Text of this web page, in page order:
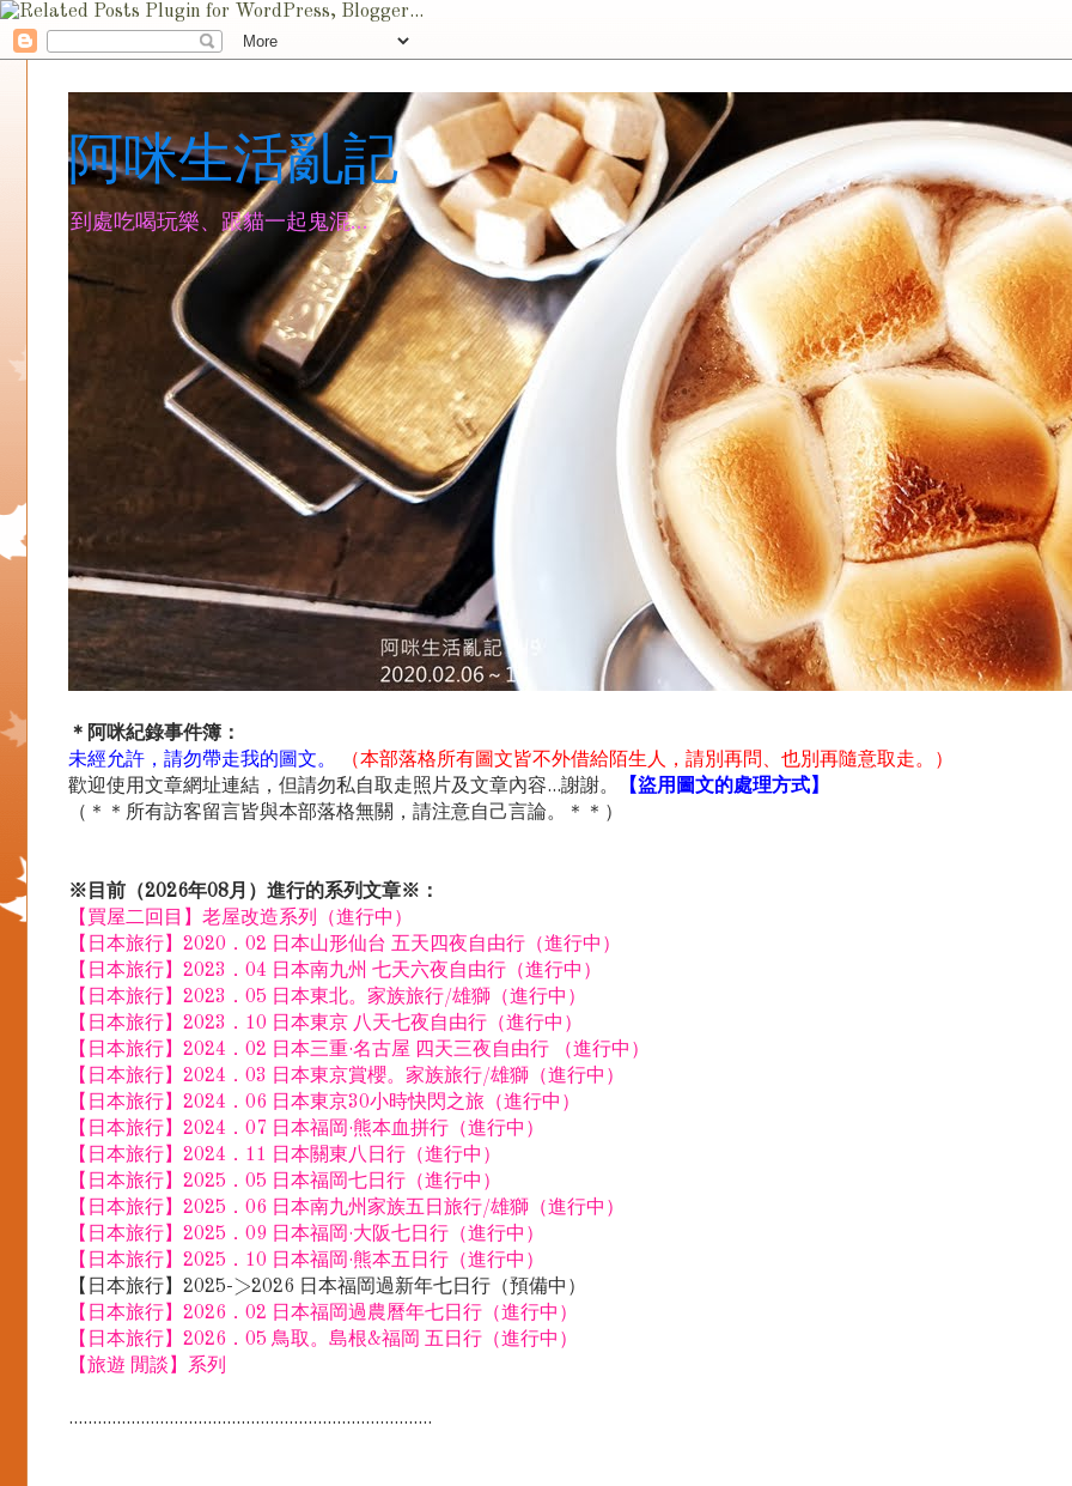
阿咪生活亂記
到處吃喝玩樂、跟貓一起鬼混...
＊阿咪紀錄事件簿：
未經允許，請勿帶走我的圖文。
（本部落格所有圖文皆不外借給陌生人，請別再問、也別再隨意取走。）
歡迎使用文章網址連結，但請勿私自取走照片及文章內容...謝謝。
【盜用圖文的處理方式】
（＊＊所有訪客留言皆與本部落格無關，請注意自己言論。＊＊）
※目前（2026年08月）進行的系列文章※：
【買屋二回目】老屋改造系列（進行中）
【日本旅行】2020．02 日本山形仙台 五天四夜自由行（進行中）
【日本旅行】2023．04 日本南九州 七天六夜自由行（進行中）
【日本旅行】2023．05 日本東北。家族旅行/雄獅（進行中）
【日本旅行】2023．10 日本東京 八天七夜自由行（進行中）
【日本旅行】2024．02 日本三重·名古屋 四天三夜自由行 （進行中）
【日本旅行】2024．03 日本東京賞櫻。家族旅行/雄獅（進行中）
【日本旅行】2024．06 日本東京30小時快閃之旅（進行中）
【日本旅行】2024．07 日本福岡·熊本血拼行（進行中）
【日本旅行】2024．11 日本關東八日行（進行中）
【日本旅行】2025．05 日本福岡七日行（進行中）
【日本旅行】2025．06 日本南九州家族五日旅行/雄獅（進行中）
【日本旅行】2025．09 日本福岡·大阪七日行（進行中）
【日本旅行】2025．10 日本福岡·熊本五日行（進行中）
【日本旅行】2025->2026 日本福岡過新年七日行（預備中）
【日本旅行】2026．02 日本福岡過農曆年七日行（進行中）
【日本旅行】2026．05 鳥取。島根&福岡 五日行（進行中）
【旅遊 閒談】系列
............................................................................